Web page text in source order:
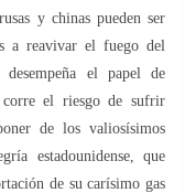
y chinas pueden ser
a reavivar el fuego del
el papel de
corre el riesgo de sufrir
de los valiosísimos
estadounidense, que
de su carísimo gas